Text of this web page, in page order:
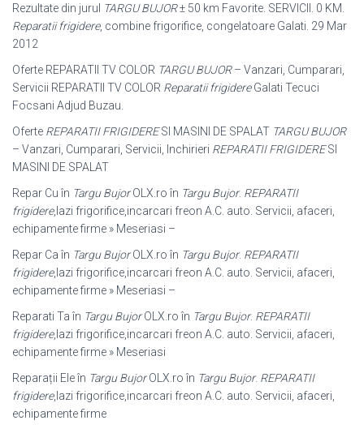
Rezultate din jurul TARGU BUJOR± 50 km Favorite. SERVICII. 0 KM.
Reparatii frigidere, combine frigorifice, congelatoare Galati. 29 Mar
2012
Oferte REPARATII TV COLOR TARGU BUJOR– Vanzari, Cumparari,
Servicii REPARATII TV COLOR Reparatii frigidereGalati Tecuci
Focsani Adjud Buzau.
Oferte REPARATII FRIGIDERESI MASINI DE SPALAT TARGU BUJOR
– Vanzari, Cumparari, Servicii, Inchirieri REPARATII FRIGIDERESI
MASINI DE SPALAT
Repar Cu în Targu BujorOLX.ro în Targu Bujor. REPARATII
frigidere,lazi frigorifice,incarcari freon A.C. auto. Servicii, afaceri,
echipamente firme » Meseriasi –
Repar Ca în Targu BujorOLX.ro în Targu Bujor. REPARATII
frigidere,lazi frigorifice,incarcari freon A.C. auto. Servicii, afaceri,
echipamente firme » Meseriasi –
Reparati Ta în Targu BujorOLX.ro în Targu Bujor. REPARATII
frigidere,lazi frigorifice,incarcari freon A.C. auto. Servicii, afaceri,
echipamente firme » Meseriasi
Reparații Ele în Targu BujorOLX.ro în Targu Bujor. REPARATII
frigidere,lazi frigorifice,incarcari freon A.C. auto. Servicii, afaceri,
echipamente firme